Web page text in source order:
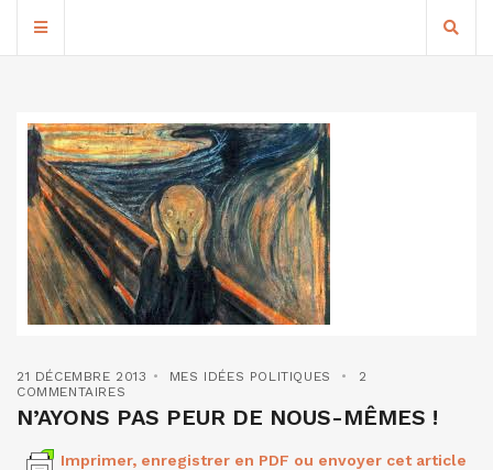
21 DÉCEMBRE 2013 MES IDÉES POLITIQUES
2
COMMENTAIRES
N’AYONS PAS PEUR DE NOUS-MÊMES !
Imprimer, enregistrer en PDF ou envoyer cet article